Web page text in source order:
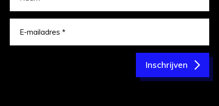
Inschrijven